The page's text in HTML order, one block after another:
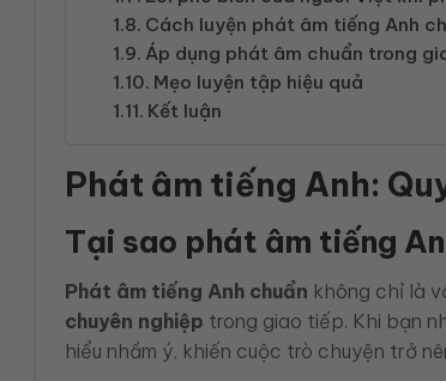
Cách luyện phát âm tiếng Anh
Áp dụng phát âm chuẩn trong
Mẹo luyện tập hiệu quả
Kết luận
Phát âm tiếng Anh:
Tại sao phát âm tiếng
Phát âm tiếng Anh chuẩn không chỉ là
chuyên nghiệp trong giao tiếp. Khi bạn
hiểu nhầm ý, khiến cuộc trò chuyện trở